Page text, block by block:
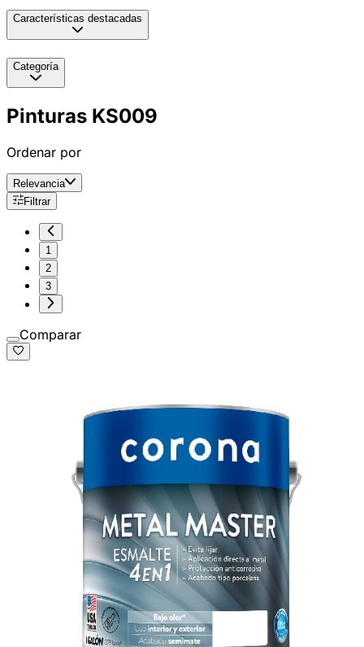
Características destacadas
Categoría
Pinturas KS009
Ordenar por
Relevancia
Filtrar
1
2
3
Comparar